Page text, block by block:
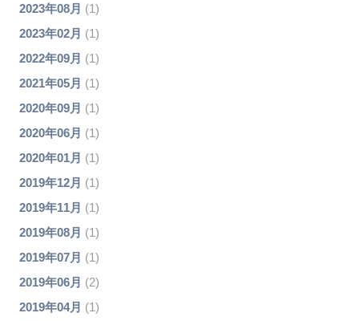
2023年08月 (1)
2023年02月 (1)
2022年09月 (1)
2021年05月 (1)
2020年09月 (1)
2020年06月 (1)
2020年01月 (1)
2019年12月 (1)
2019年11月 (1)
2019年08月 (1)
2019年07月 (1)
2019年06月 (2)
2019年04月 (1)